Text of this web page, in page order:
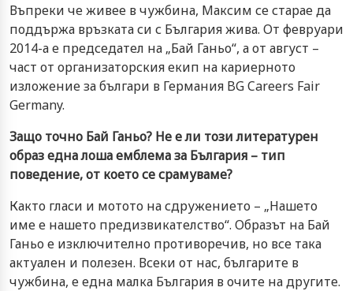
Въпреки че живее в чужбина, Максим се старае да
поддържа връзката си с България жива. От февруари
2014-а e председател на „Бай Ганьо“, а от август –
част от организаторския екип на кариерното
изложение за българи в Германия BG Careers Fair
Germany.
Защо точно Бай Ганьо? Не е ли този литературен
образ една лоша емблема за България – тип
поведение, от което се срамуваме?
Както гласи и мотото на сдружението – „Нашето
име е нашето предизвикателство“. Образът на Бай
Ганьо е изключително противоречив, но все така
актуален и полезен. Всеки от нас, българите в
чужбина, е една малка България в очите на другите.